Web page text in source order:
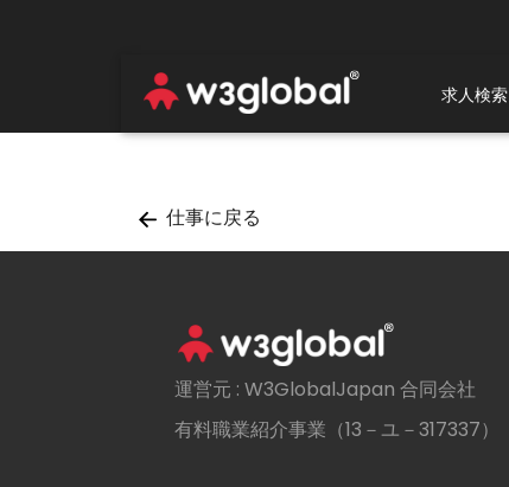
求人検索
仕事に戻る
運営元 : W3GlobalJapan 合同会社
有料職業紹介事業（13－ユ－317337）